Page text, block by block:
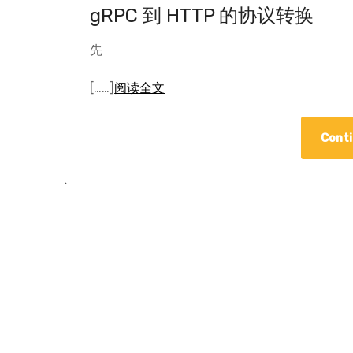
gRPC 到 HTTP 的协议转换
先
[……] 阅读全文